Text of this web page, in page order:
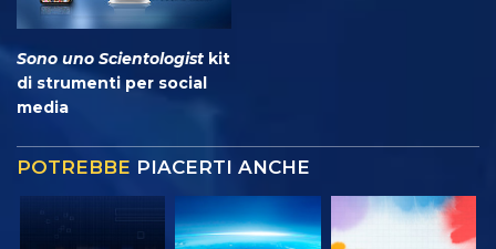
Sono uno Scientologist kit
di strumenti per social
media
POTREBBE PIACERTI ANCHE